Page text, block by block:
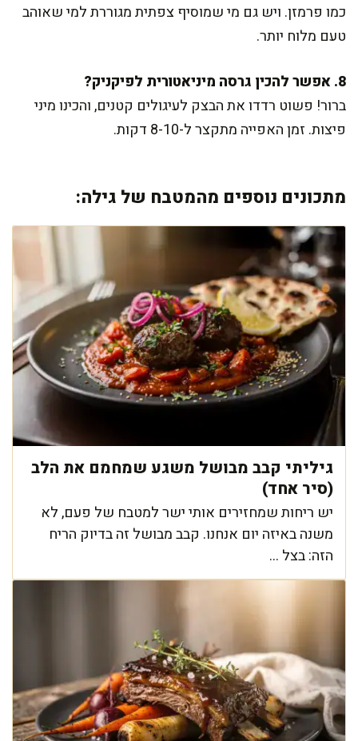
כמו פרמזן. ויש גם מי שמוסיף צפתית מגוררת למי שאוהב
טעם מלוח יותר.
8. אפשר להכין גרסה מיניאטורית לפיקניק?
ברור! פשוט רדדו את הבצק לעיגולים קטנים, והכינו מיני
פיצות. זמן האפייה מתקצר ל-8-10 דקות.
מתכונים נוספים מהמטבח של גילה:
גיליתי קבב מבושל משגע שמחמם את הלב
(סיר אחד)
יש ריחות שמחזירים אותי ישר למטבח של פעם, לא
משנה באיזה יום אנחנו. קבב מבושל זה בדיוק הריח
הזה: בצל ...